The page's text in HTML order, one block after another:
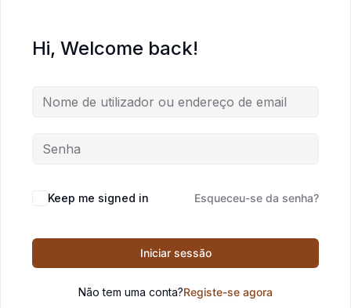
Hi, Welcome back!
Keep me signed in Esqueceu-se da senha?
Iniciar sessão
Não tem uma conta?Registe-se agora